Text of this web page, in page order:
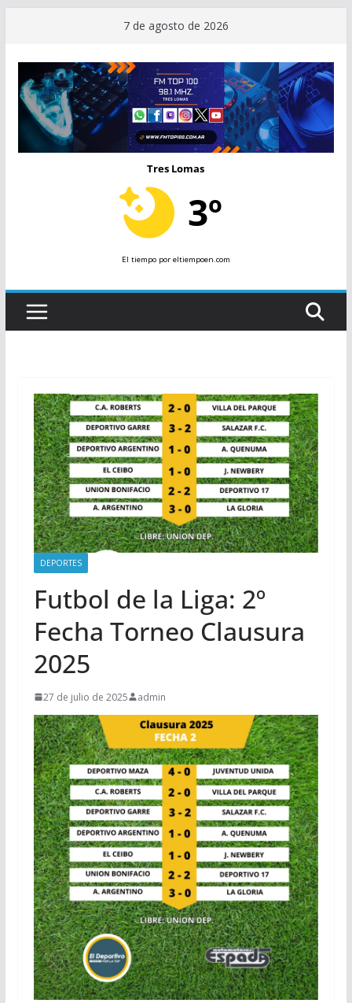
contenido
7 de agosto de 2026
Tres Lomas
3º
El tiempopor eltiempoen.com
DEPORTES
Futbol de la Liga: 2º
Fecha Torneo Clausura
2025
27 de julio de 2025 admin